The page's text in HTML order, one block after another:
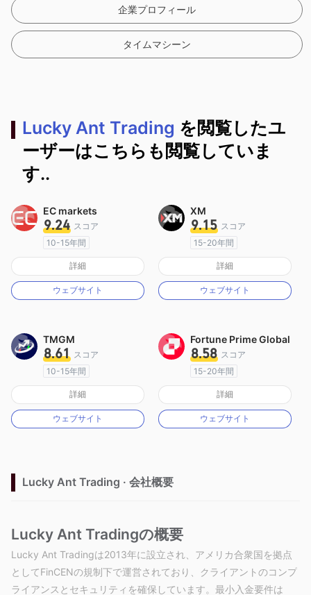
企業プロフィール
タイムマシーン
Lucky Ant Trading を閲覧したユ
ーザーはこちらも閲覧していま
す..
EC markets
9.24 スコア
10-15年間
オーストラリア規制
マーケットメイキングライセンス（MM）
MT4フルライセンス
詳細
ウェブサイト
XM
9.15 スコア
15-20年間
オーストラリア規制
マーケットメイキングライセンス（MM）
MT4フルライセンス
詳細
ウェブサイト
TMGM
8.61 スコア
10-15年間
オーストラリア規制
マーケットメイキングライセンス（MM）
MT4フルライセンス
詳細
ウェブサイト
Fortune Prime Global
8.58 スコア
15-20年間
オーストラリア規制
マーケットメイキングライセンス（MM）
MT4フルライセンス
詳細
ウェブサイト
Lucky Ant Trading · 会社概要
Lucky Ant Tradingの概要
Lucky Ant Tradingは2013年に設立され、アメリカ合衆国を拠点
としてFinCENの規制下で運営されており、クライアントのコンプ
ライアンスとセキュリティを確保しています。最小入金要件は